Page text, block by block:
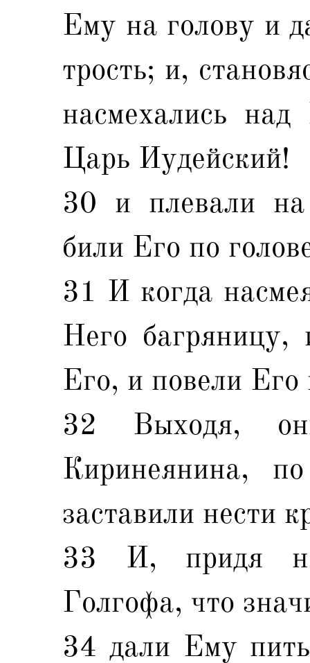
Ему на голову и
трость; и,
насмехались
Царь Иудейский!
30 и плевали
били Его по
31 И когда
Него
Его, и повели Его
32 Выходя,
Киринеянина,
заставили нести
33 И, придя на
Голгофа, что
34 дали Ему